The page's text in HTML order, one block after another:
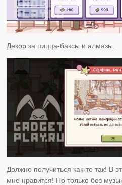
Декор за пицца-баксы и алмазы.
Должно получиться как-то так! В
мне нравится! Но только без